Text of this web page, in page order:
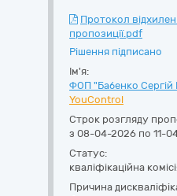
Протокол
пропозиції.pdf
Рішення підписано
Ім'я:
ФОП "Бабенко Сергій
YouControl
Строк розгляду
з 08-04-2026 по 11-
Статус:
кваліфікаційна
Причина